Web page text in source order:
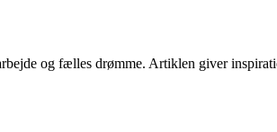
og fælles drømme. Artiklen giver